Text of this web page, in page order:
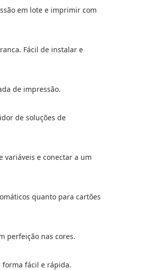
em lote e imprimir com
Fácil de instalar e
de impressão.
de soluções de
variáveis e conectar a um
quanto para cartões
perfeição nas cores.
forma fácil e rápida.